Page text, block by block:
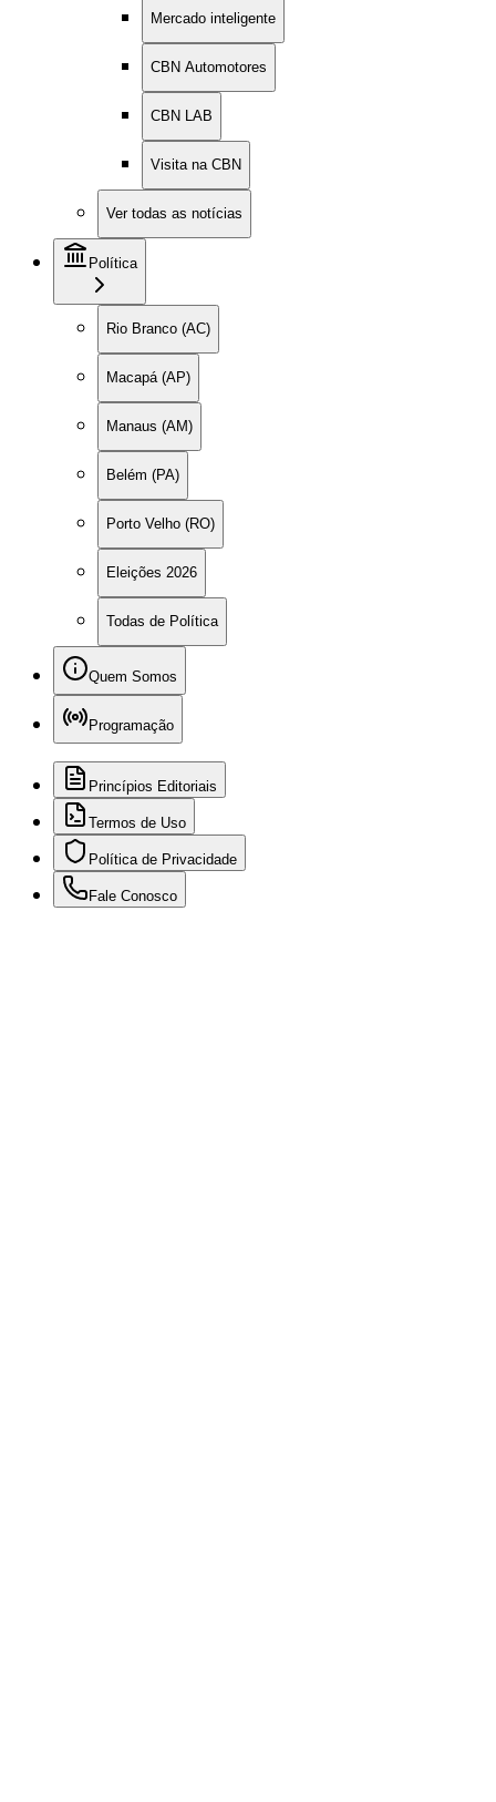
Mercado inteligente
CBN Automotores
CBN LAB
Visita na CBN
Ver todas as notícias
Política
Rio Branco (AC)
Macapá (AP)
Manaus (AM)
Belém (PA)
Porto Velho (RO)
Eleições 2026
Todas de Política
Quem Somos
Programação
Princípios Editoriais
Termos de Uso
Política de Privacidade
Fale Conosco